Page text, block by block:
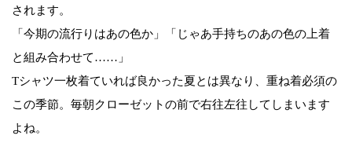
されます。
「今期の流行りはあの色か」「じゃあ手持ちのあの色の上着
と組み合わせて……」
Tシャツ一枚着ていれば良かった夏とは異なり、重ね着必須の
この季節。毎朝クローゼットの前で右往左往してしまいます
よね。